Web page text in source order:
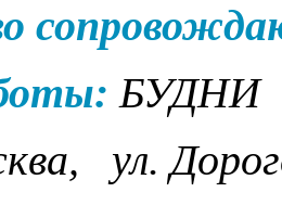
БУДНИ
ул.